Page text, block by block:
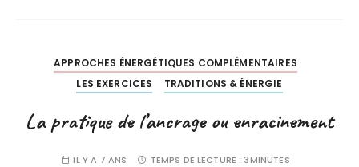
APPROCHES ÉNERGÉTIQUES COMPLÉMENTAIRES
LES EXERCICES
TRADITIONS & ÉNERGIE
La pratique de l’ancrage ou enracinement
IL Y A 7 ANS TEMPS DE LECTURE : 3MINUTES